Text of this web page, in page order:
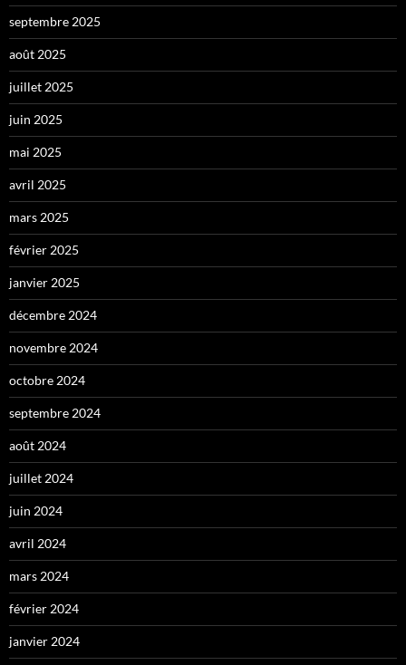
septembre 2025
août 2025
juillet 2025
juin 2025
mai 2025
avril 2025
mars 2025
février 2025
janvier 2025
décembre 2024
novembre 2024
octobre 2024
septembre 2024
août 2024
juillet 2024
juin 2024
avril 2024
mars 2024
février 2024
janvier 2024